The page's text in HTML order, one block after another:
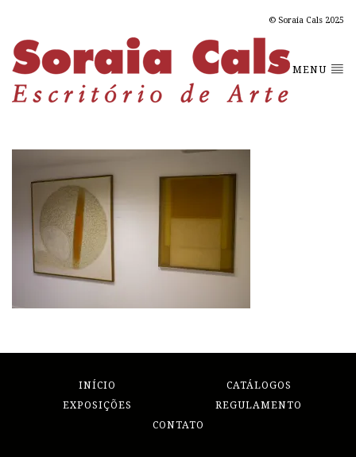
© Soraia Cals 2025
MENU
INÍCIO
CATÁLOGOS
EXPOSIÇÕES
REGULAMENTO
CONTATO